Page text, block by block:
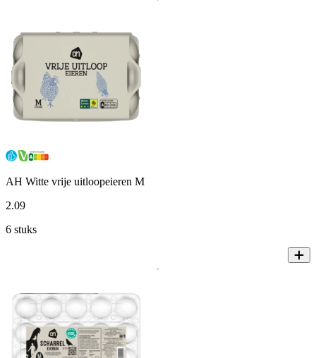
AH Witte vrije uitloopeieren M
2.09
6 stuks